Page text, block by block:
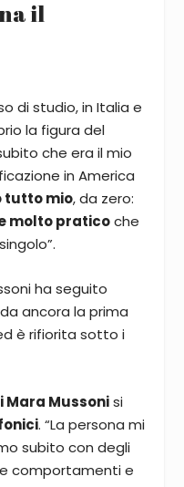
il
di studio, in Italia e
la figura del
che era il mio
in America
tutto mio, da zero:
molto praticoche
ha seguito
ancora la prima
è rifiorita sotto i
Mara Mussonisi
. “La persona mi
subito con degli
comportamenti e